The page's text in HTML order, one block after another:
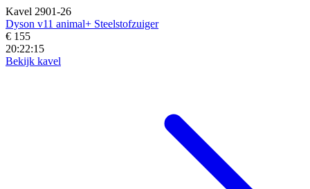
Kavel 2901-26
Dyson v11 animal+ Steelstofzuiger
€ 155
20:22:14
Bekijk kavel